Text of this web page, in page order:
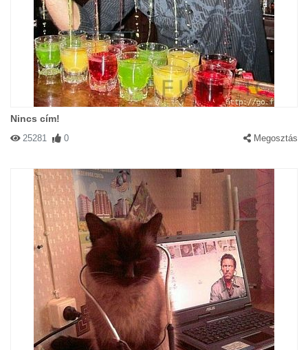
Nincs cím!
25281 0 Megosztás